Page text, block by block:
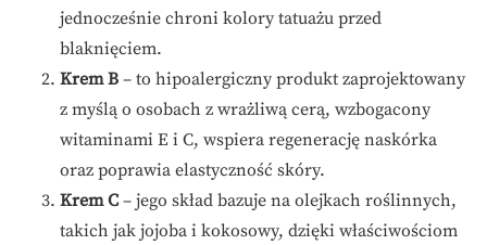
jednocześnie chroni kolory tatuażu przed
blaknięciem.
Krem B – to hipoalergiczny produkt zaprojektowany
z myślą o osobach z wrażliwą cerą, wzbogacony
witaminami E i C, wspiera regenerację naskórka
oraz poprawia elastyczność skóry.
Krem C – jego skład bazuje na olejkach roślinnych,
takich jak jojoba i kokosowy, dzięki właściwościom